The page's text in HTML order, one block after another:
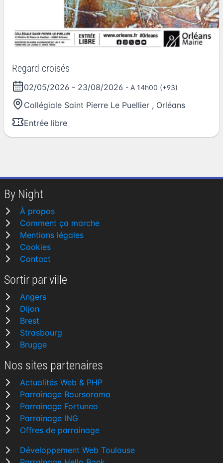
Regard croisés
02/05/2026 - 23/08/2026 - A 14h00 (+93)
Collégiale Saint Pierre Le Puellier , Orléans
Entrée libre
By Night
À propos
Comment ça marche
Mentions légales
Cookies
Contact
Sortir par ville
Angers
Dijon
Brest
Strasbourg
Brugge
Nos sites partenaires
Actualités Web & PHP
Parrainage Boursorama
Parrainage Fortuneo
Parrainage ING
Offres de parrainage
Développement Web Toulouse